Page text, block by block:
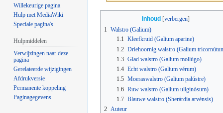
navigatie
springen
zoeken
springen
Inhoud
1 Walstro (Galium)
1.1 Kleefkruid (Galium aparine)
1.2 Driehoornig walstro (Galium
1.3 Glad walstro (Galium mollúgo)
1.4 Echt walstro (Galium vérum)
1.5 Moeraswalstro (Galium palústre)
1.6 Ruw walstro (Galium uliginósum)
1.7 Blauwe walstro (Sherárdia arvénsis)
2 Auteur
Willekeurige pagina
Hulp met MediaWiki
Speciale pagina's
Hulpmiddelen
Verwijzingen naar deze
pagina
Gerelateerde wijzigingen
Afdrukversie
Permanente koppeling
Paginagegevens